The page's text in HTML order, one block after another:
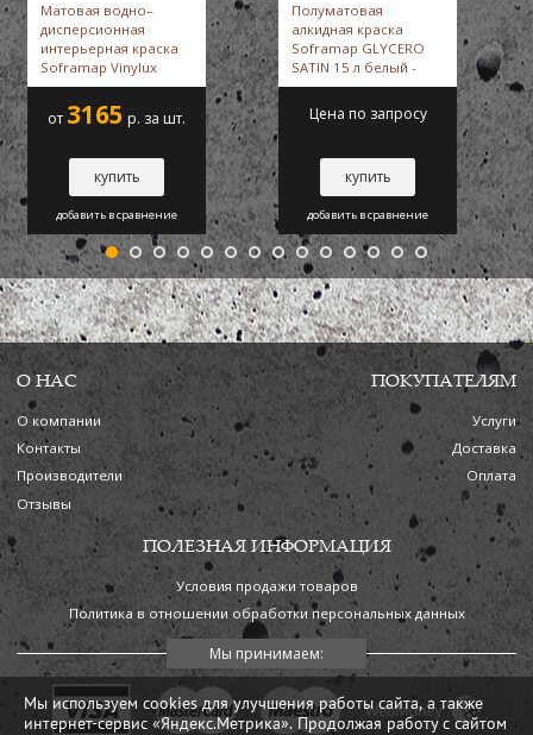
Матовая водно–
дисперсионная
интерьерная краска
Soframap Vinylux
Extra 9 л -Soframap
от 3165 р. за шт.
купить
добавить в сравнение
Полуматовая
алкидная краска
Soframap GLYCERO
SATIN 15 л белый -
Soframap
Цена по запросу
купить
добавить в сравнение
О НАС
О компании
Контакты
Производители
Отзывы
ПОКУПАТЕЛЯМ
Услуги
Доставка
Оплата
ПОЛЕЗНАЯ ИНФОРМАЦИЯ
Условия продажи товаров
Политика в отношении обработки персональных данных
Мы используем cookies для улучшения работы сайта, а также
интернет-сервис «Яндекс.Метрика». Продолжая работу с сайтом